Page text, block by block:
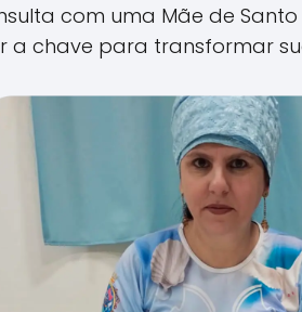
com uma Mãe de
a chave para transformar